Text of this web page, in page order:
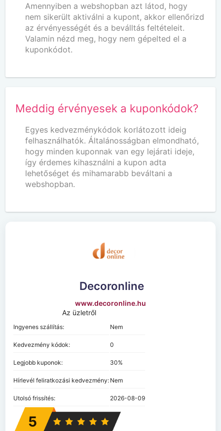
Amennyiben a webshopban azt látod, hogy
nem sikerült aktiválni a kupont, akkor ellenőrizd
az érvényességét és a beválltás feltételeit.
Valamin nézd meg, hogy nem gépelted el a
kuponkódot.
Meddig érvényesek a kuponkódok?
Egyes kedvezménykódok korlátozott ideig
felhasználhatók. Általánosságban elmondható,
hogy minden kuponnak van egy lejárati ideje,
így érdemes kihasználni a kupon adta
lehetőséget és mihamarabb beváltani a
webshopban.
Decoronline
www.decoronline.hu
Az üzletről
Ingyenes szállítás: Nem
Kedvezmény kódok: 0
Legjobb kuponok: 30%
Hírlevél feliratkozási kedvezmény: Nem
Utolsó frissítés: 2026-08-09
5